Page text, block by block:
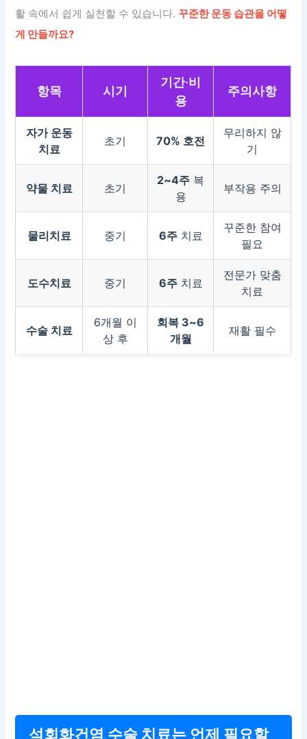
활 속에서 쉽게 실천할 수 있습니다. 꾸준한 운동 습관을 어떻
게 만들까요?
항목 시기
기간·비
용
주의사항
자가 운동
치료
초기 70% 호전
무리하지 않
기
약물 치료 초기
2~4주 복
용
부작용 주의
물리치료 중기 6주치료
꾸준한 참여
필요
도수치료 중기 6주치료
전문가 맞춤
치료
수술 치료
6개월 이
상 후
회복 3~6
개월
재활 필수
석회화건염 수술 치료는 언제 필요할